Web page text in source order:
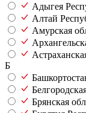
Адыгея
Алтай
Амурская
Б
Брянская